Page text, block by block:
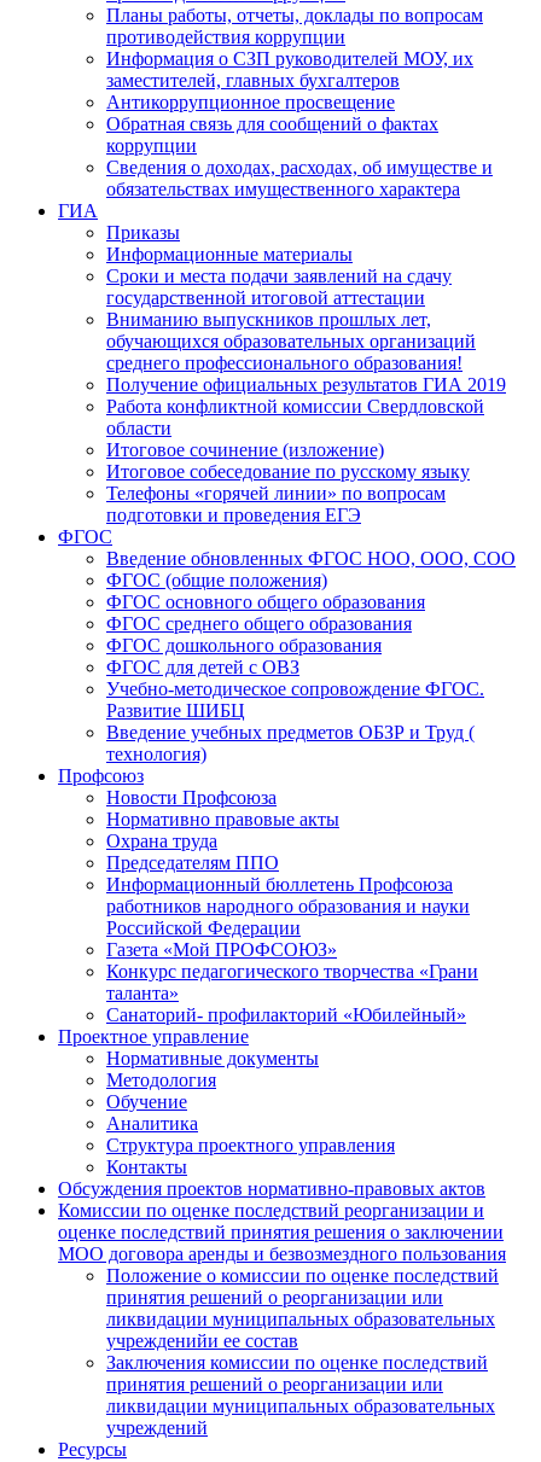
Планы работы, отчеты, доклады по вопросам
противодействия коррупции
Информация о СЗП руководителей МОУ, их
заместителей, главных бухгалтеров
Антикоррупционное просвещение
Обратная связь для сообщений о фактах
коррупции
Сведения о доходах, расходах, об имуществе и
обязательствах имущественного характера
ГИА
Приказы
Информационные материалы
Сроки и места подачи заявлений на сдачу
государственной итоговой аттестации
Вниманию выпускников прошлых лет,
обучающихся образовательных организаций
среднего профессионального образования!
Получение официальных результатов ГИА 2019
Работа конфликтной комиссии Свердловской
области
Итоговое сочинение (изложение)
Итоговое собеседование по русскому языку
Телефоны «горячей линии» по вопросам
подготовки и проведения ЕГЭ
ФГОС
Введение обновленных ФГОС НОО, ООО, СОО
ФГОС (общие положения)
ФГОС основного общего образования
ФГОС среднего общего образования
ФГОС дошкольного образования
ФГОС для детей с ОВЗ
Учебно-методическое сопровождение ФГОС.
Развитие ШИБЦ
Введение учебных предметов ОБЗР и Труд (
технология)
Профсоюз
Новости Профсоюза
Нормативно правовые акты
Охрана труда
Председателям ППО
Информационный бюллетень Профсоюза
работников народного образования и науки
Российской Федерации
Газета «Мой ПРОФСОЮЗ»
Конкурс педагогического творчества «Грани
таланта»
Санаторий- профилакторий «Юбилейный»
Проектное управление
Нормативные документы
Методология
Обучение
Аналитика
Структура проектного управления
Контакты
Обсуждения проектов нормативно-правовых актов
Комиссии по оценке последствий реорганизации и
оценке последствий принятия решения о заключении
МОО договора аренды и безвозмездного пользования
Положение о комиссии по оценке последствий
принятия решений о реорганизации или
ликвидации муниципальных образовательных
учрежденийи ее состав
Заключения комиссии по оценке последствий
принятия решений о реорганизации или
ликвидации муниципальных образовательных
учреждений
Ресурсы